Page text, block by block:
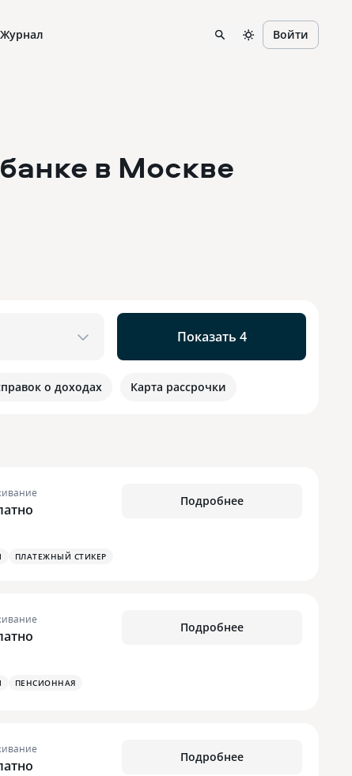
Журнал Войти
в Москве
Показать 4
о доходах Карта рассрочки
Подробнее
ПЛАТЕЖНЫЙ СТИКЕР
Подробнее
ПЕНСИОННАЯ
Подробнее